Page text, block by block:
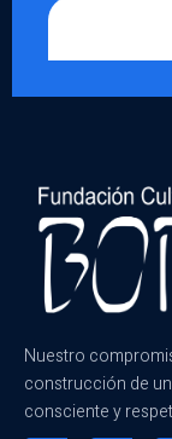
Nuestro
construcción de
consciente y